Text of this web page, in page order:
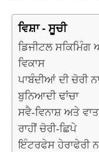
ਵਿਸ਼ਾ - ਸੂਚੀ
ਡਿਜੀਟਲ ਸਕਿਮਿੰਗ
ਵਿਕਾਸ
ਪਾਬੰਦੀਆਂ ਦੀ ਚੋਰੀ
ਬੁਨਿਆਦੀ ਢਾਂਚਾ
ਸਵੈ-ਵਿਨਾਸ਼ ਅਤੇ
ਰਾਹੀਂ ਚੋਰੀ-ਛਿਪੇ
ਇੰਟਰਫੇਸ ਹੇਰਾਫੇਰੀ